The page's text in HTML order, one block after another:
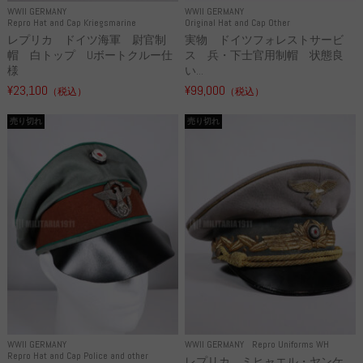
WWII GERMANY
Repro Hat and Cap Kriegsmarine
レプリカ ドイツ海軍 尉官制
帽 白トップ Uボートクルー仕
様
¥23,100 （税込）
WWII GERMANY
Original Hat and Cap Other
実物 ドイツフォレストサービ
ス 兵・下士官用制帽 状態良
い...
¥99,000 （税込）
WWII GERMANY
Repro Hat and Cap Police and other
売り切れ
WWII GERMANY Repro Uniforms WH
売り切れ